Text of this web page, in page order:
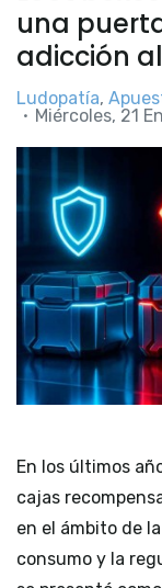
una
adicción
Ludopatía
Miércoles, 21
En los últimos
cajas
en el ámbito de
consumo y la